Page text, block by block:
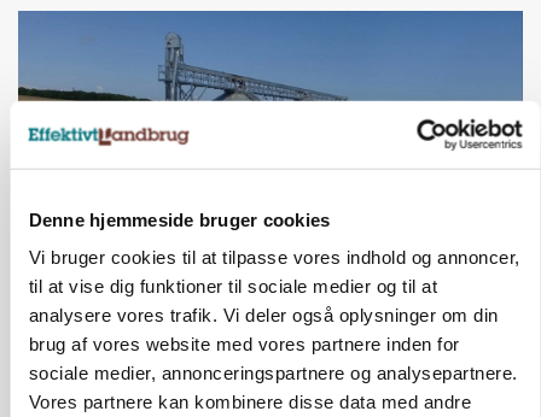
Denne hjemmeside bruger cookies
Vi bruger cookies til at tilpasse vores indhold og annoncer,
til at vise dig funktioner til sociale medier og til at
analysere vores trafik. Vi deler også oplysninger om din
brug af vores website med vores partnere inden for
sociale medier, annonceringspartnere og analysepartnere.
Vores partnere kan kombinere disse data med andre
Lokalt generationsskifte skal løfte midtjysk
siloimportør i Norden
Annonce